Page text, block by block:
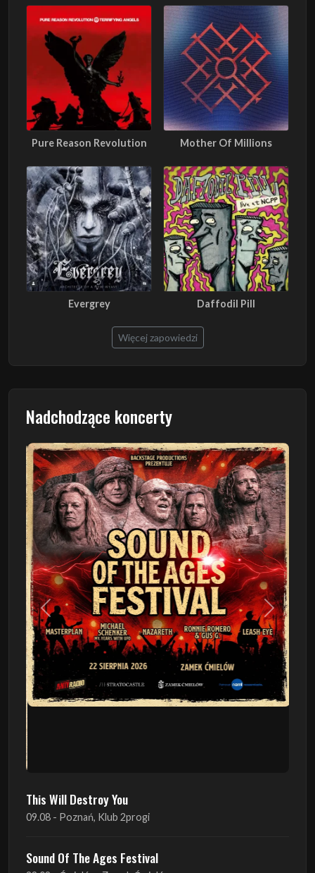
Pure Reason Revolution Mother Of Millions
Evergrey Daffodil Pill
Więcej zapowiedzi
Nadchodzące koncerty
Poprzedni Następny
This Will Destroy You
09.08 - Poznań, Klub 2progi
Sound Of The Ages Festival
22.08 - Ćmielów, Zamek Ćmielów
INO-ROCK FESTIVAL
29.08 - Inowrocław, Plac Imprez, ul. Wierzbińskiego 9